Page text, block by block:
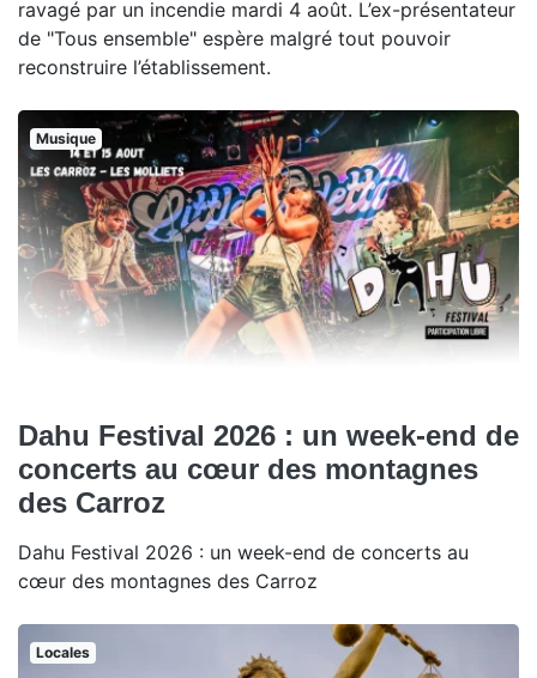
ravagé par un incendie mardi 4 août. L’ex-présentateur
de "Tous ensemble" espère malgré tout pouvoir
reconstruire l’établissement.
Musique
Dahu Festival 2026 : un week-end de
concerts au cœur des montagnes
des Carroz
Dahu Festival 2026 : un week-end de concerts au
cœur des montagnes des Carroz
Locales